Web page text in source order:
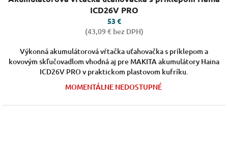
produktu
je
5,0
5
hviezdičiek.
ICD26V PRO
53 €
(43,09 € bez DPH)
Výkonná akumulátorová vŕtačka uťahovačka s príklepom a
kovovým skľučovadlom vhodná aj pre MAKITA akumulátory Haina
ICD26V PRO v praktickom plastovom kufríku.
MOMENTÁLNE NEDOSTUPNÉ